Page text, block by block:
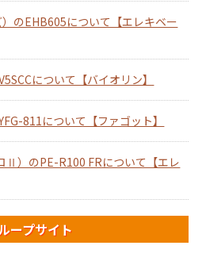
のEHB605について【エレキベー
について【バイオリン】
811について【ファゴット】
）のPE-R100 FRについて【エレ
ープサイト